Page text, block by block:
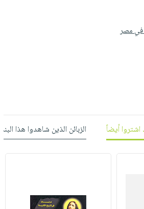
في مصر
اشتروا أيضاً الزبائن الذين شاهدوا هذا